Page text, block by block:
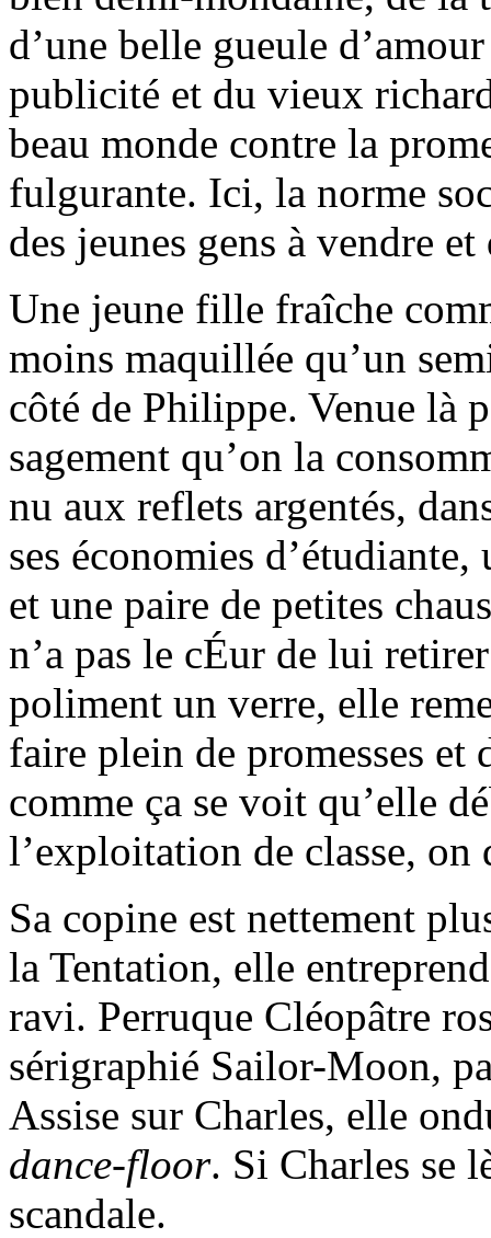
d’une belle gueule
publicité et du vieux
beau monde contre la
fulgurante. Ici, la norme
des jeunes gens à vendre
Une jeune fille fraîche
moins maquillée qu’un
côté de Philippe. Venue là
sagement qu’on la
nu aux reflets argentés,
ses économies
et une paire de petites
n’a pas le cÉur de lui
poliment un verre, elle
faire plein de promesses et
comme ça se voit qu’elle
l’exploitation de classe,
Sa copine est nettement
la Tentation, elle
ravi. Perruque Cléopâtre
sérigraphié Sailor-Moon,
Assise sur Charles, elle
dance-floor. Si Charles se
scandale.